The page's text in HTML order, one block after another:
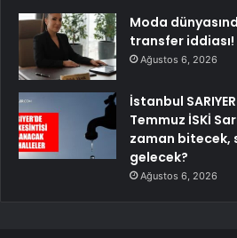
Moda
transfer iddiası!
Ağustos 6, 2026
İstanbul
Temmuz İSKİ
zaman bitecek,
gelecek?
Ağustos 6, 2026